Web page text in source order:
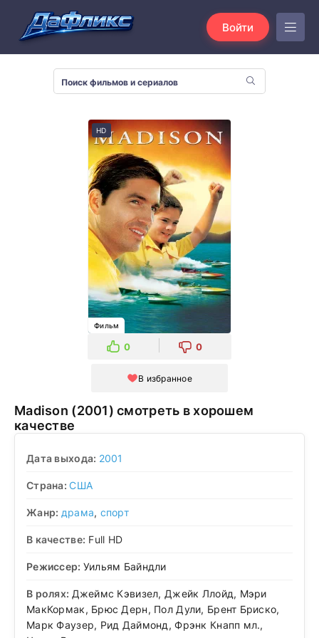
Войти
HD
Фильм
0 0
В избранное
Madison (2001) смотреть в хорошем
качестве
Дата выхода: 2001
Страна:США
Жанр: драма, спорт
В качестве: Full HD
Режиссер: Уильям Байндли
В ролях: Джеймс Кэвизел, Джейк Ллойд, Мэри
МакКормак, Брюс Дерн, Пол Дули, Брент Бриско,
Марк Фаузер, Рид Даймонд, Фрэнк Кнапп мл.,